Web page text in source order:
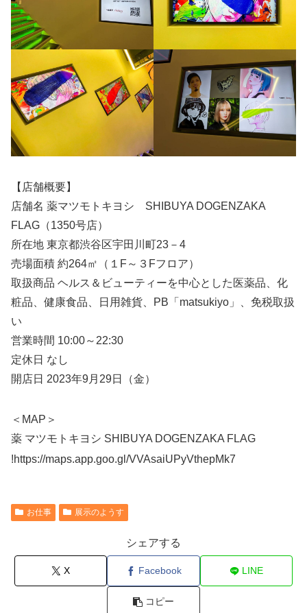
【店舗概要】
店舗名 薬マツモトキヨシ SHIBUYA DOGENZAKA
FLAG（1350号店）
所在地 東京都渋谷区宇田川町23－4
売場面積 約264㎡（１F～３Fフロア）
取扱商品 ヘルス＆ビューティーを中心とした医薬品、化
粧品、健康食品、日用雑貨、PB「matsukiyo」、免税取扱
い
営業時間 10:00～22:30
定休日 なし
開店日 2023年9月29日（金）
＜MAP＞
薬 マツモトキヨシ SHIBUYA DOGENZAKA FLAG
!https://maps.app.goo.gl/VVAsaiUPyVthepMk7
お仕事 展示のようす
シェアする
X Facebook LINE
コピー